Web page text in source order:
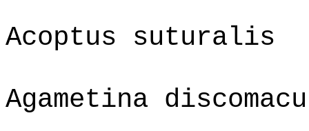
Acoptus suturalis
Agametina